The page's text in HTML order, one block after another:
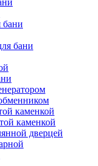
бани
бани
каменкой
каменкой
дверцей